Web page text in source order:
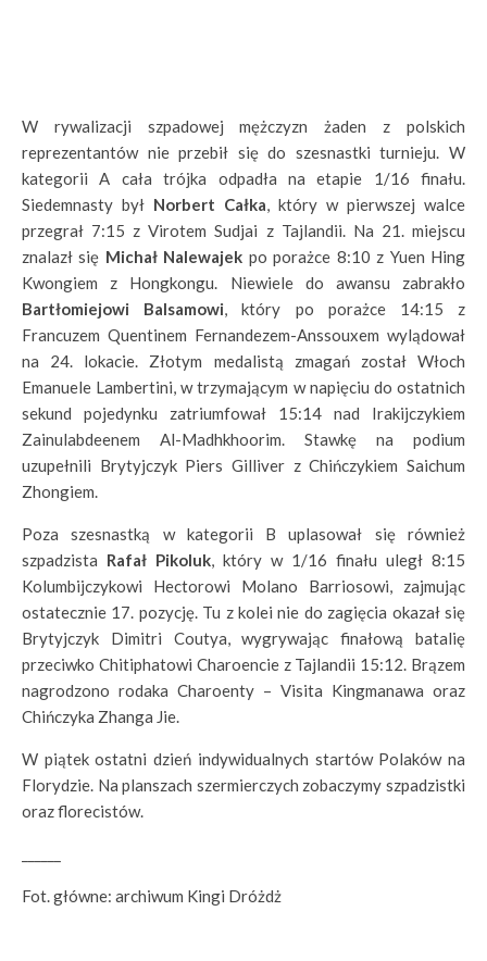
W rywalizacji szpadowej mężczyzn żaden z polskich
reprezentantów nie przebił się do szesnastki turnieju. W
kategorii A cała trójka odpadła na etapie 1/16 finału.
Siedemnasty był Norbert Całka, który w pierwszej walce
przegrał 7:15 z Virotem Sudjai z Tajlandii. Na 21. miejscu
znalazł się Michał Nalewajek po porażce 8:10 z Yuen Hing
Kwongiem z Hongkongu. Niewiele do awansu zabrakło
Bartłomiejowi Balsamowi, który po porażce 14:15 z
Francuzem Quentinem Fernandezem-Anssouxem wylądował
na 24. lokacie. Złotym medalistą zmagań został Włoch
Emanuele Lambertini, w trzymającym w napięciu do ostatnich
sekund pojedynku zatriumfował 15:14 nad Irakijczykiem
Zainulabdeenem Al-Madhkhoorim. Stawkę na podium
uzupełnili Brytyjczyk Piers Gilliver z Chińczykiem Saichum
Zhongiem.
Poza szesnastką w kategorii B uplasował się również
szpadzista Rafał Pikoluk, który w 1/16 finału uległ 8:15
Kolumbijczykowi Hectorowi Molano Barriosowi, zajmując
ostatecznie 17. pozycję. Tu z kolei nie do zagięcia okazał się
Brytyjczyk Dimitri Coutya, wygrywając finałową batalię
przeciwko Chitiphatowi Charoencie z Tajlandii 15:12. Brązem
nagrodzono rodaka Charoenty – Visita Kingmanawa oraz
Chińczyka Zhanga Jie.
W piątek ostatni dzień indywidualnych startów Polaków na
Florydzie. Na planszach szermierczych zobaczymy szpadzistki
oraz florecistów.
Fot. główne: archiwum Kingi Dróżdż